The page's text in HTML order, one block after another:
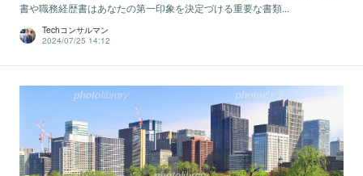
書や職務経歴書はあなたの第一印象を決定づける重要な書類...
Techコンサルマン
2024/07/25 14:12